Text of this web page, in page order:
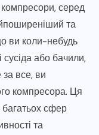
компресори, серед
та
ви коли-небудь
сусіда або бачили,
все, ви
компресора. Ця
багатьох сфер
та